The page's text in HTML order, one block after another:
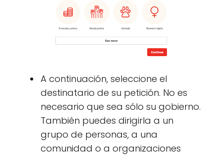
A continuación, seleccione el
destinatario de su petición. No es
necesario que sea sólo su gobierno.
También puedes dirigirla a un
grupo de personas, a una
comunidad o a organizaciones